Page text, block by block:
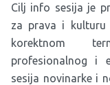
Cilj info sesija je
za prava i kulturu
korektnom
profesionalnog i
sesija novinarke i